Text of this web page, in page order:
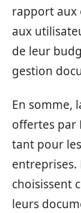
rapport aux
aux
de leur
gestion
En somme,
offertes par
tant pour
entreprises.
choisissent
leurs